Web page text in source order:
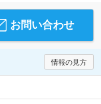
お問い合わせ
情報の見方